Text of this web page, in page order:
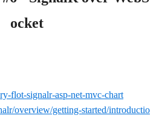
ocket
flot-signalr-asp-net-mvc-chart
overview/getting-started/introductio